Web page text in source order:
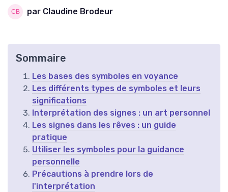
par Claudine Brodeur
Sommaire
Les bases des symboles en voyance
Les différents types de symboles et leurs
significations
Interprétation des signes : un art personnel
Les signes dans les rêves : un guide
pratique
Utiliser les symboles pour la guidance
personnelle
Précautions à prendre lors de
l'interprétation